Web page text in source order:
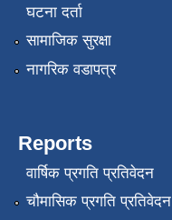
घटना दर्ता
सामाजिक सुरक्षा
नागरिक वडापत्र
Reports
वार्षिक प्रगति प्रतिवेदन
चौमासिक प्रगति प्रतिवेदन